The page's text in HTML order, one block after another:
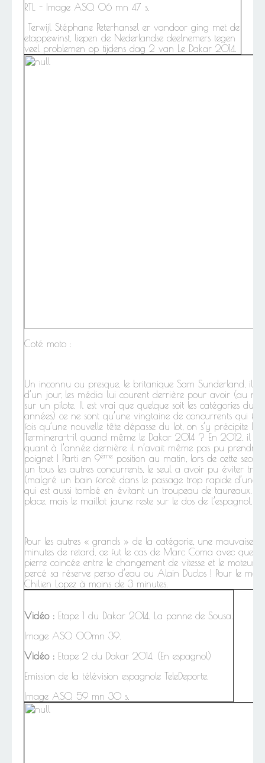
RTL - Image ASO. 06 mn 47 s.
Terwijl Stéphane Peterhansel er vandoor ging met de
etappewinst, liepen de Nederlandse deelnemers tegen
veel problemen op tijdens dag 2 van Le Dakar 2014.
Coté moto :
Un inconnu ou presque, le britanique Sam Sunderland, il
d’un jour, les média lui courent derrière pour avoir (au
sur un pilote. Il est vrai que quelque soit les catégories du
années) ce ne sont qu’une vingtaine de concurrents qui
fois qu’une nouvelle tête dépasse du lot, on s’y précipite
Terminera-t-il quand même le Dakar 2014 ? En 2012, il
quant à l’année dernière il n’avait même pas pu
poignet ! Parti en 9ème position au matin, lors de cette
un tous les autres concurrents, le seul a avoir pu éviter
(malgré un bain forcé dans le passage trop rapide d’une
qui est aussi tombé en évitant un troupeau de taureaux.
place, mais le maillot jaune reste sur le dos de l’espagnol.
Pour les autres « grands » de la catégorie, une mauvaise
minutes de retard, ce fut le cas de Marc Coma avec
pierre coincée entre le changement de vitesse et le
percé sa réserve perso d’eau ou Alain Duclos ! Pour le
Chilien Lopez à moins de 3 minutes.
Vidéo : Etape 1 du Dakar 2014. La panne de Sousa.
Image ASO. 00mn 39.
Vidéo : Etape 2 du Dakar 2014. (En espagnol)
Emission de la télévision espagnole TeleDeporte.
Image ASO. 59 mn 30 s.